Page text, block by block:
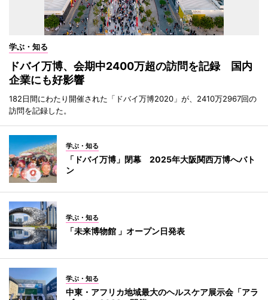
学ぶ・知る
ドバイ万博、会期中2400万超の訪問を記録 国内
企業にも好影響
182日間にわたり開催された「ドバイ万博2020」が、2410万2967回の
訪問を記録した。
学ぶ・知る
「ドバイ万博」閉幕 2025年大阪関西万博へバト
ン
学ぶ・知る
「未来博物館 」オープン日発表
学ぶ・知る
中東・アフリカ地域最大のヘルスケア展示会「アラ